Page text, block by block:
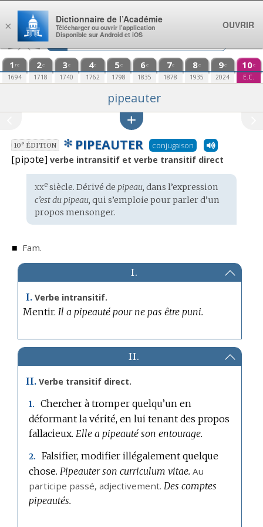
Aller au contenu
1 re
1694
2e
1718
3e
1740
4e
1762
5e
1798
6e
1835
7e
1878
8e
1935
9e
2024
10e
E.C.
pipeauter
10eÉDITION ✻ PIPEAUTER conjugaison
[pipɔte] verbe intransitif et verbe transitif direct
Étymologie
:
xxesiècle. Dérivé de pipeau, dans l’expression
c’est du pipeau, qui s’emploie pour parler d’un
propos mensonger.
■ Fam.
I.
I. Verbe intransitif.
Mentir. Il a pipeauté pour ne pas être puni.
II.
II. Verbe transitif direct.
1.
Chercher à tromper quelqu’un en
déformant la vérité, en lui tenant des propos
fallacieux. Elle a pipeauté son entourage.
2.
Falsifier, modifier illégalement quelque
chose. Pipeauter son curriculum vitae. Au
participe passé,adjectivement. Des comptes
pipeautés.
×
Dictionnaire de l’Académie
Télécharger ou ouvrir l’application
Disponible sur Android et iOS
OUVRIR